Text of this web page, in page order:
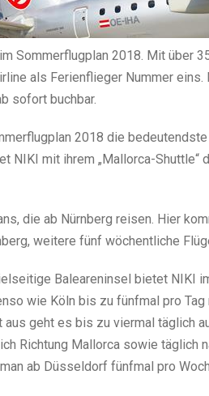
Sommerflugplan 2018. Mit über
als Ferienflieger Nummer
sofort buchbar.
2018 die
NIKI mit ihrem „Mallorca-Shuttle“
die ab Nürnberg reisen. Hier
weitere fünf wöchentliche
Baleareninsel bietet NIKI
wie Köln bis zu fünfmal pro
geht es bis zu viermal täglich
Richtung Mallorca sowie täglich
ab Düsseldorf fünfmal pro